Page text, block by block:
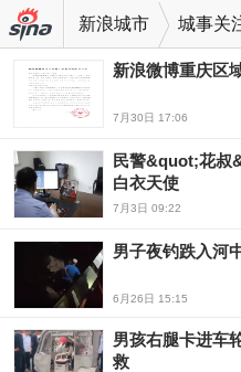
新浪城市 城事关
新浪微博重庆区
7月30日 17:06
民警&quot;花叔
白衣天使
7月3日 09:22
男子夜钓跌入河
6月26日 15:15
男孩右腿卡进车
救